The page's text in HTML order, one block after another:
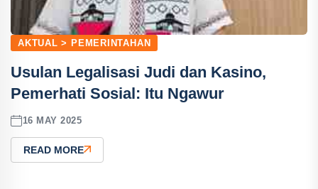
AKTUAL > PEMERINTAHAN
Usulan Legalisasi Judi dan Kasino,
Pemerhati Sosial: Itu Ngawur
16 MAY 2025
READ MORE